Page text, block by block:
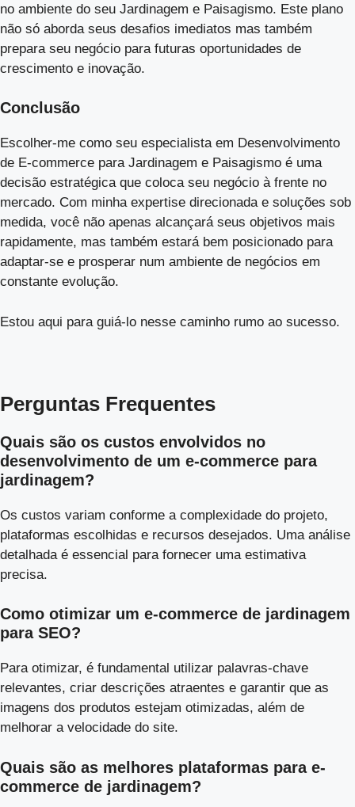
no ambiente do seu Jardinagem e Paisagismo. Este plano
não só aborda seus desafios imediatos mas também
prepara seu negócio para futuras oportunidades de
crescimento e inovação.
Conclusão
Escolher-me como seu especialista em Desenvolvimento
de E-commerce para Jardinagem e Paisagismo é uma
decisão estratégica que coloca seu negócio à frente no
mercado. Com minha expertise direcionada e soluções sob
medida, você não apenas alcançará seus objetivos mais
rapidamente, mas também estará bem posicionado para
adaptar-se e prosperar num ambiente de negócios em
constante evolução.
Estou aqui para guiá-lo nesse caminho rumo ao sucesso.
Perguntas Frequentes
Quais são os custos envolvidos no
desenvolvimento de um e-commerce para
jardinagem?
Os custos variam conforme a complexidade do projeto,
plataformas escolhidas e recursos desejados. Uma análise
detalhada é essencial para fornecer uma estimativa
precisa.
Como otimizar um e-commerce de jardinagem
para SEO?
Para otimizar, é fundamental utilizar palavras-chave
relevantes, criar descrições atraentes e garantir que as
imagens dos produtos estejam otimizadas, além de
melhorar a velocidade do site.
Quais são as melhores plataformas para e-
commerce de jardinagem?